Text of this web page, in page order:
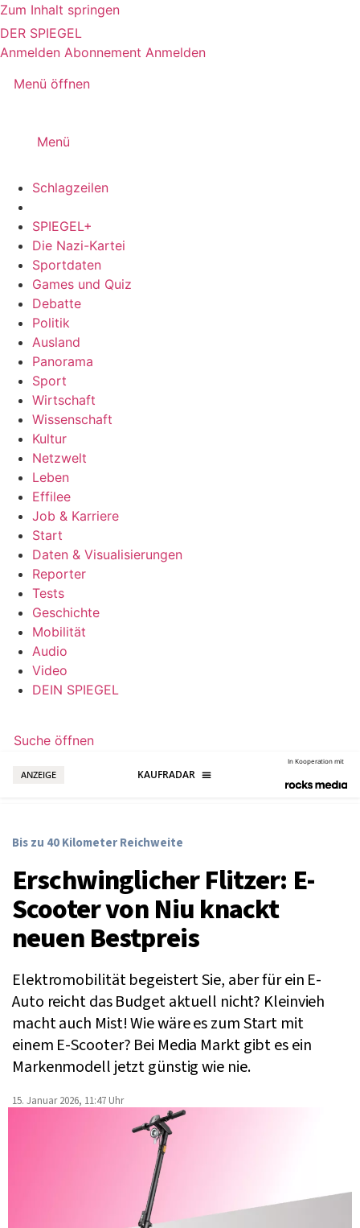
Zum Inhalt springen
DER SPIEGEL
Anmelden Abonnement Anmelden
Menü öffnen
Menü
Schlagzeilen
SPIEGEL+
Die Nazi-Kartei
Sportdaten
Games und Quiz
Debatte
Politik
Ausland
Panorama
Sport
Wirtschaft
Wissenschaft
Kultur
Netzwelt
Leben
Effilee
Job & Karriere
Start
Daten & Visualisierungen
Reporter
Tests
Geschichte
Mobilität
Audio
Video
DEIN SPIEGEL
Suche öffnen
ANZEIGE
In Kooperation mit
Bis zu 40 Kilometer Reichweite
Erschwinglicher Flitzer: E-
Scooter von Niu knackt
neuen Bestpreis
Elektromobilität begeistert Sie, aber für ein E-
Auto reicht das Budget aktuell nicht? Kleinvieh
macht auch Mist! Wie wäre es zum Start mit
einem E-Scooter? Bei Media Markt gibt es ein
Markenmodell jetzt günstig wie nie.
15. Januar 2026, 11:47 Uhr